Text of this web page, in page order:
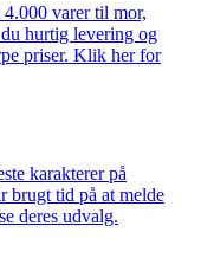
varer til mor,
hurtig levering og
priser. Klik her for
karakterer på
brugt tid på at melde
deres udvalg.